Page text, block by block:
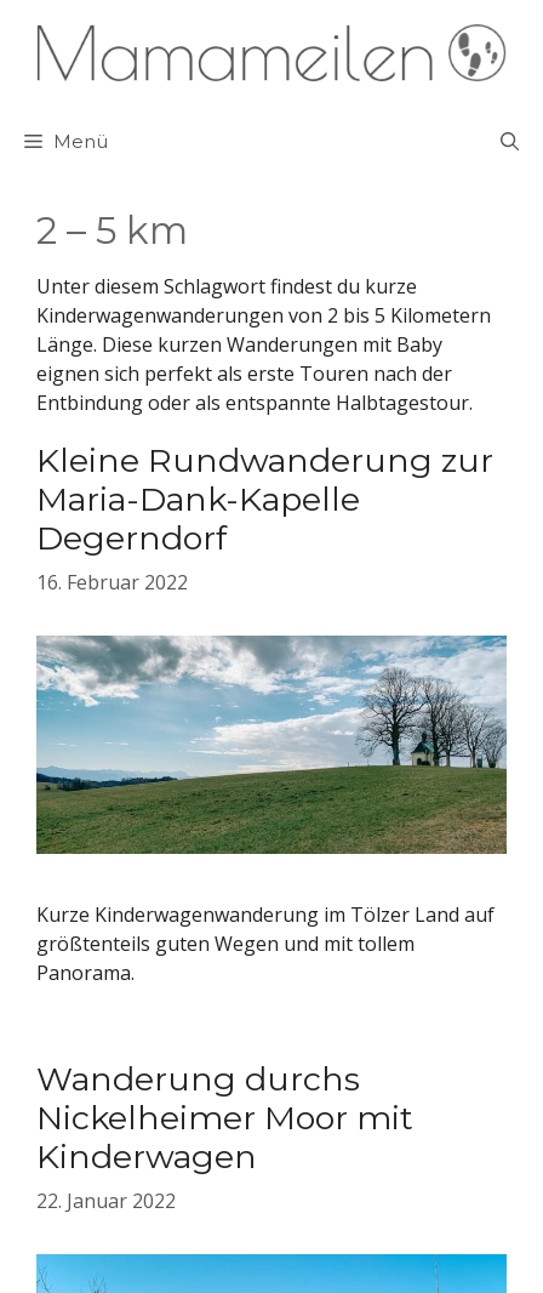
Inhalt
springen
Menü
2 – 5 km
Unter diesem Schlagwort findest du kurze
Kinderwagenwanderungen von 2 bis 5 Kilometern
Länge. Diese kurzen Wanderungen mit Baby
eignen sich perfekt als erste Touren nach der
Entbindung oder als entspannte Halbtagestour.
Kleine Rundwanderung zur
Maria-Dank-Kapelle
Degerndorf
16. Februar 2022
Kurze Kinderwagenwanderung im Tölzer Land auf
größtenteils guten Wegen und mit tollem
Panorama.
Wanderung durchs
Nickelheimer Moor mit
Kinderwagen
22. Januar 2022